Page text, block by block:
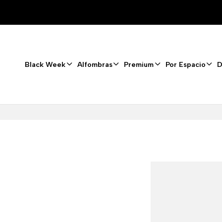
Black Week Alfombras Premium Por Espacio